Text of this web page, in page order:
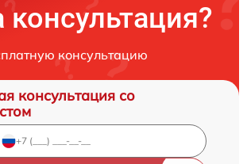
консультацию
консультация со